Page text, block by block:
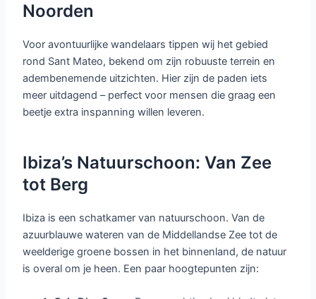
Noorden
Voor avontuurlijke wandelaars tippen wij het gebied
rond Sant Mateo, bekend om zijn robuuste terrein en
adembenemende uitzichten. Hier zijn de paden iets
meer uitdagend – perfect voor mensen die graag een
beetje extra inspanning willen leveren.
Ibiza’s Natuurschoon: Van Zee
tot Berg
Ibiza is een schatkamer van natuurschoon. Van de
azuurblauwe wateren van de Middellandse Zee tot de
weelderige groene bossen in het binnenland, de natuur
is overal om je heen. Een paar hoogtepunten zijn: